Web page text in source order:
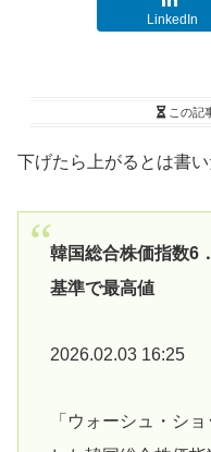
LinkedIn
この記
下げたら上がるとは書い
韓国総合株価指数6
基準で最高値
2026.02.03 16:25
「ウォーシュ・シ